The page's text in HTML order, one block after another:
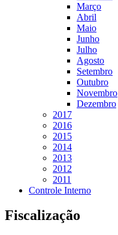
Março
Abril
Maio
Junho
Julho
Agosto
Setembro
Outubro
Novembro
Dezembro
2017
2016
2015
2014
2013
2012
2011
Controle Interno
Fiscalização